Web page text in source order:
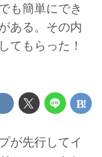
も簡単にでき
ある。その内
てもらった！
が先行してイ